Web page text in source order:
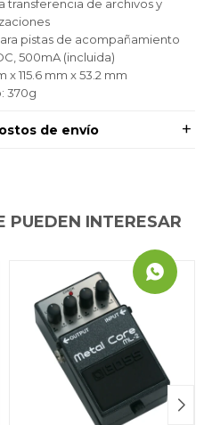
transferencia de archivos y
pistas de acompañamiento
500mA (incluida)
x 115.6 mm x 53.2 mm
370g
de envío
PUEDEN INTERESAR